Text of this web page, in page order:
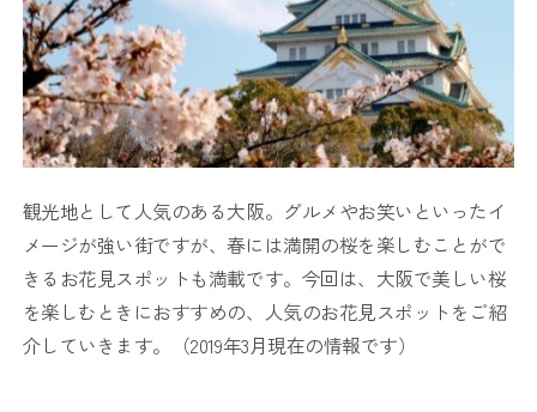
観光地として人気のある大阪。グルメやお笑いといったイ
メージが強い街ですが、春には満開の桜を楽しむことがで
きるお花見スポットも満載です。今回は、大阪で美しい桜
を楽しむときにおすすめの、人気のお花見スポットをご紹
介していきます。（2019年3月現在の情報です）